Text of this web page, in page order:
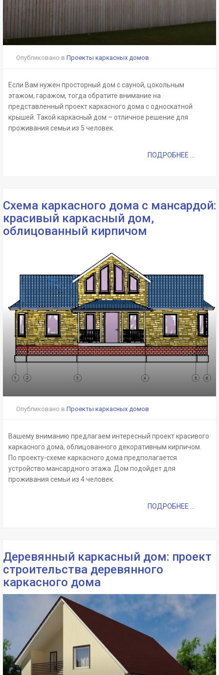
Опубликовано в Проекты каркасных домов
Если Вам нужен просторный дом с сауной, цокольным
этажом, гаражом, тогда обратите внимание на
представленный проект каркасного дома с односкатной
крышей. Такой каркасный дом – отличное решение для
проживания семьи из 5 человек.
ПОДРОБНЕЕ ...
Схема каркасного дома с мансардой:
красивый каркасный дом,
облицованный кирпичом
Опубликовано в Проекты каркасных домов
Вашему вниманию предлагаем интересный проект красивого
каркасного дома, облицованного декоративным кирпичом.
По проекту-схеме каркасного дома предполагается
устройство мансардного этажа. Дом подойдет для
проживания семьи из 4 человек.
ПОДРОБНЕЕ ...
Деревянный каркасный дом: проект
строительства деревянного
каркасного дома